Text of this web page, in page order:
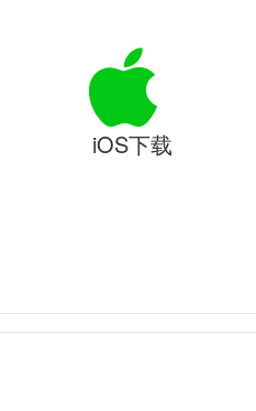
iOS下载